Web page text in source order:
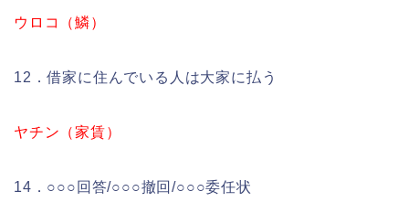
ウロコ（鱗）
12．借家に住んでいる人は大家に払う
ヤチン（家賃）
14．○○○回答/○○○撤回/○○○委任状